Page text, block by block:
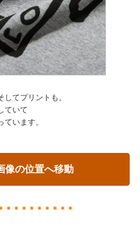
てプリントも。
ていて
います。
像の位置へ移動
＊＊＊＊＊＊＊＊＊